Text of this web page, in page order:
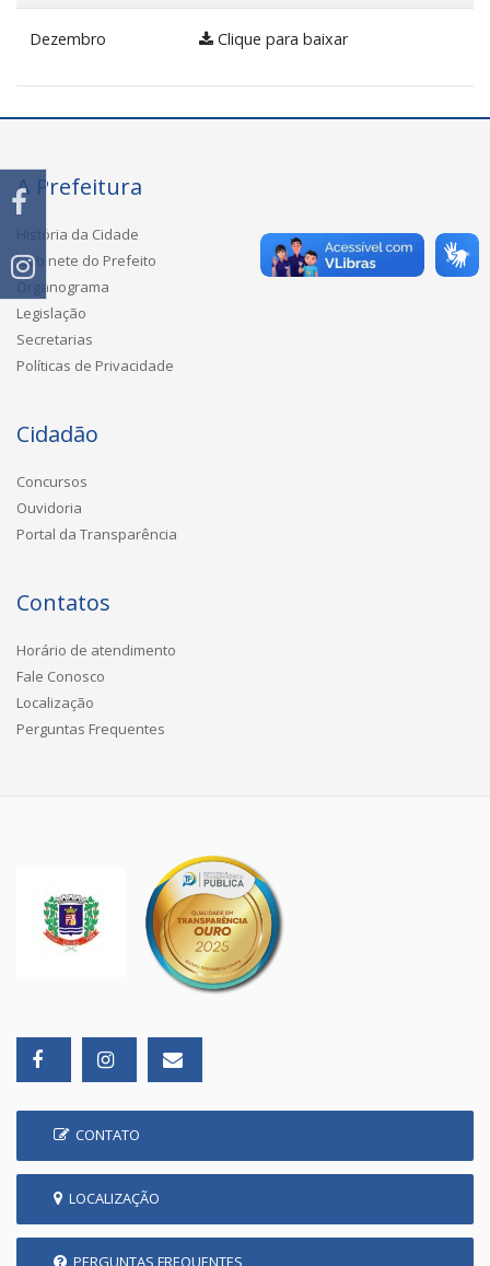
Dezembro Clique para baixar
A Prefeitura
História da Cidade
Gabinete do Prefeito
Organograma
Legislação
Secretarias
Políticas de Privacidade
Cidadão
Concursos
Ouvidoria
Portal da Transparência
Contatos
Horário de atendimento
Fale Conosco
Localização
Perguntas Frequentes
CONTATO
LOCALIZAÇÃO
PERGUNTAS FREQUENTES